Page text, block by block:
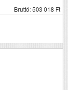
Bruttó: 503 018 Ft